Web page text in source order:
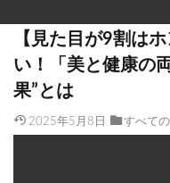
【見た目が9割は
い！「美と健康の
果”とは
2025年5月8日 すべて